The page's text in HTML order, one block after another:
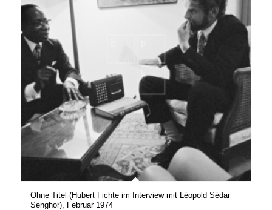
Ohne Titel (Hubert Fichte im Interview mit Léopold Sédar
Senghor), Februar 1974